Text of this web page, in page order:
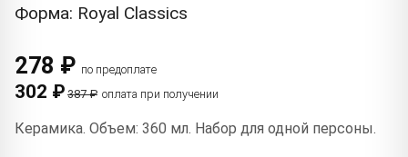
Форма: Royal Classics
278 ₽ по предоплате
302 ₽ 387 ₽ оплата при получении
Керамика. Объем: 360 мл. Набор для одной персоны.